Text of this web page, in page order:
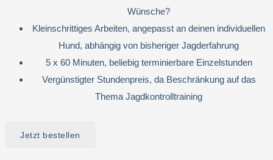
Wünsche?
Kleinschrittiges Arbeiten, angepasst an deinen individuellen
Hund, abhängig von bisheriger Jagderfahrung
5 x 60 Minuten, beliebig terminierbare Einzelstunden
Vergünstigter Stundenpreis, da Beschränkung auf das
Thema Jagdkontrolltraining
Jetzt bestellen